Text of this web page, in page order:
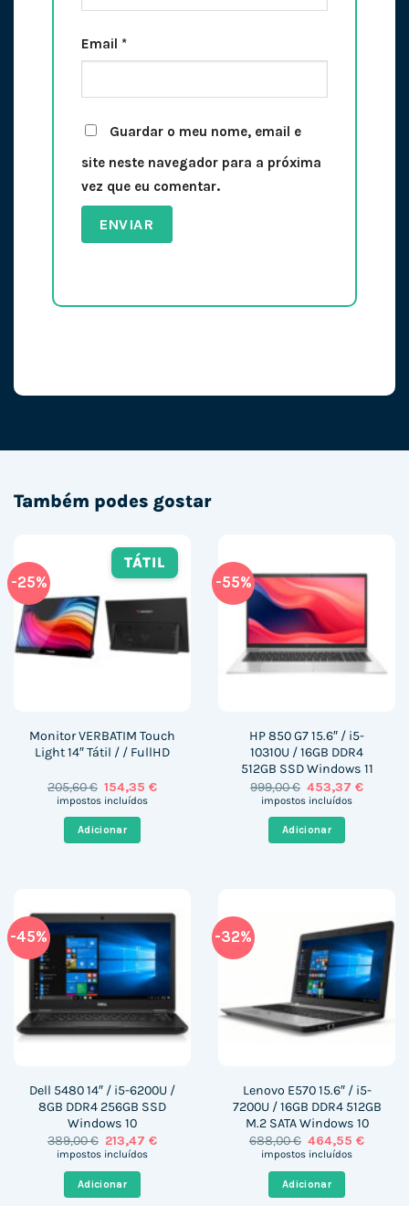
Email *
Guardar o meu nome, email e
site neste navegador para a próxima
vez que eu comentar.
Também podes gostar
-25%
TÁTIL
Monitor VERBATIM Touch
Light 14″ Tátil / / FullHD
205,60€ O
preço
era:
205,60 €.
154,35€O
impostos incluídos
Adicionar
-55%
HP 850 G7 15.6″ / i5-
10310U / 16GB DDR4
512GB SSD Windows 11
999,00€ O
preço
era:
999,00 €.
453,37€O
impostos incluídos
Adicionar
-45%
Dell 5480 14″ / i5-6200U /
8GB DDR4 256GB SSD
Windows 10
389,00€ O
preço
389,00 €.
213,47€O
impostos incluídos
Adicionar
-32%
Lenovo E570 15.6″ / i5-
7200U / 16GB DDR4 512GB
M.2 SATA Windows 10
688,00€ O
preço
688,00 €.
464,55€O
impostos incluídos
Adicionar